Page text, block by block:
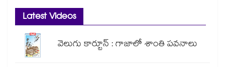
Latest Videos
వెలుగు కార్టూన్ : గాజాలో శాంతి పవనాలు